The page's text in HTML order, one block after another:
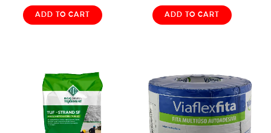
Rated
0
out
of
ADD TO CART
Rated
0
out
of
ADD TO CART